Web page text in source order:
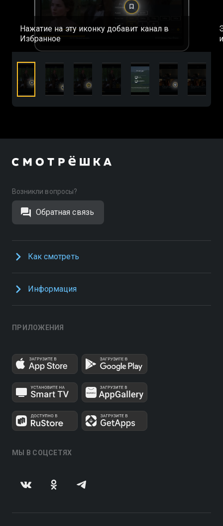
Нажатие на эту иконку добавит канал в
Избранное
Возникли вопросы?
Обратная связь
Как смотреть
Информация
ПРИЛОЖЕНИЯ
МЫ В СОЦСЕТЯХ